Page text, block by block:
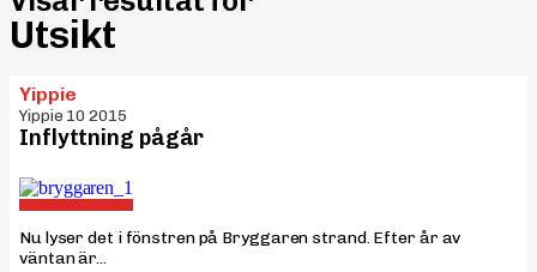
Utsikt
Yippie
Yippie 10 2015
Inflyttning pågår
Nu lyser det i fönstren på Bryggaren strand. Efter år av
väntan är...